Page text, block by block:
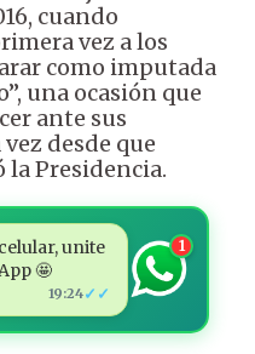
cuando
vez a los
como imputada
una ocasión que
ante sus
desde que
la Presidencia.
unite
🤩
19:24✓✓
1